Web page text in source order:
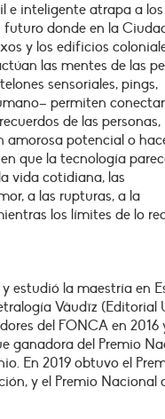
e inteligente atrapa a los
futuro donde en la
y los edificios
las mentes de las
sensoriales, pings,
permiten
de las personas,
amorosa potencial o
que la tecnología
vida cotidiana, las
a las rupturas, a la
los límites de lo
estudió la maestría en
Vâudïz (Editorial
del FONCA en 2016
ganadora del Premio
En 2019 obtuvo el
y el Premio Nacional